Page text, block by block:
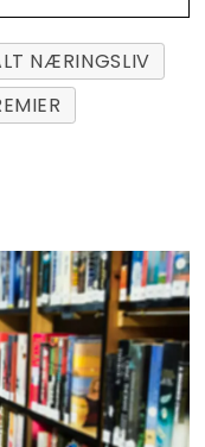
NÆRINGSLIV